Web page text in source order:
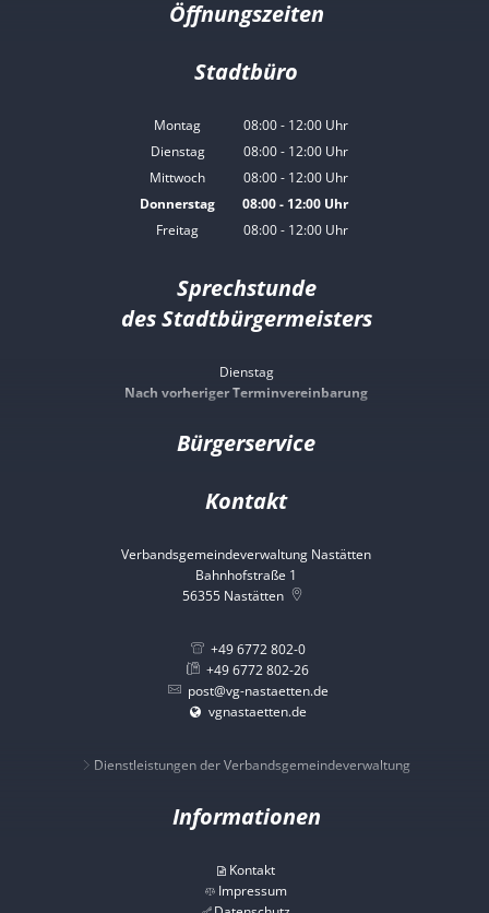
Öffnungszeiten
Stadtbüro
Montag 08:00- 12:00Uhr
Von 08:00 bis 12:00 Uhr
Dienstag 08:00- 12:00Uhr
Von 08:00 bis 12:00 Uhr
Mittwoch 08:00- 12:00Uhr
Von 08:00 bis 12:00 Uhr
Donnerstag 08:00- 12:00 Uhr
Von 08:00 bis 12:00 Uhr
Freitag 08:00- 12:00Uhr
Sprechstunde
des Stadtbürgermeisters
Dienstag
Nach vorheriger Terminvereinbarung
Bürgerservice
Kontakt
Verbandsgemeindeverwaltung Nastätten
Bahnhofstraße 1
56355 Nastätten
+49 6772 802-0
+49 6772 802-26
post@vg-nastaetten.de
vgnastaetten.de
Dienstleistungen der Verbandsgemeindeverwaltung
Informationen
Kontakt
Impressum